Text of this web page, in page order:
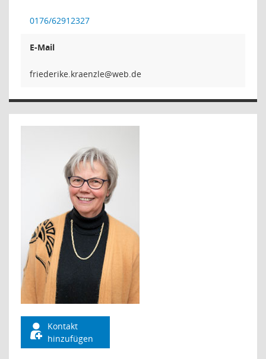
0176/62912327
E-Mail
elzneark.
Kontakt
hinzufügen